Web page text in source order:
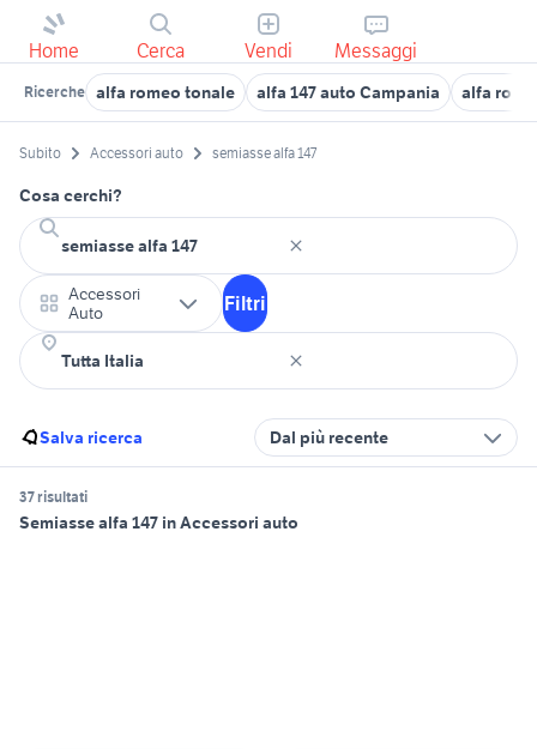
Home Cerca Vendi Messaggi
Ricerche alfa romeo tonale alfa 147 auto Campania alfa
Subito Accessori auto semiasse alfa 147
Cosa cerchi?
Accessori
Auto
Filtri
Salva ricerca Dal più recente
37 risultati
Semiasse alfa 147 in Accessori auto